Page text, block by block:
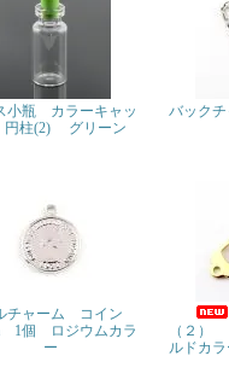
小瓶 カラーキャッ
柱(2) グリーン
バック
チャーム コイン
1個 ロジウムカラ
ー
（２）
ルドカ